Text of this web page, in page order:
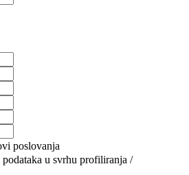
poslovanja
podataka u svrhu profiliranja /